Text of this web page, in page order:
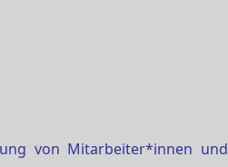
von Mitarbeiter*innen und